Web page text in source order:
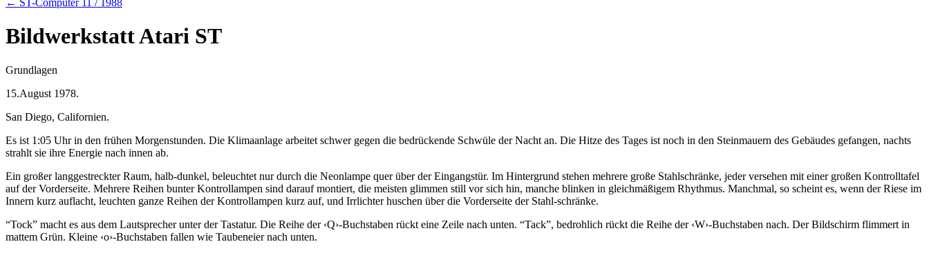
← ST-Computer 11 / 1988
Bildwerkstatt Atari ST
Grundlagen
15.August 1978.
San Diego, Californien.
Es ist 1:05 Uhr in den frühen Morgenstunden. Die Klimaanlage arbeitet schwer gegen die bedrückende Schwüle der Nacht an. Die Hitze des Tages ist noch in den Steinmauern des Gebäudes gefangen, nachts
strahlt sie ihre Energie nach innen ab.
Ein großer langgestreckter Raum, halb-dunkel, beleuchtet nur durch die Neonlampe quer über der Eingangstür. Im Hintergrund stehen mehrere große Stahlschränke, jeder versehen mit einer großen Kontrolltafel
auf der Vorderseite. Mehrere Reihen bunter Kontrollampen sind darauf montiert, die meisten glimmen still vor sich hin, manche blinken in gleichmäßigem Rhythmus. Manchmal, so scheint es, wenn der Riese im
Innern kurz auflacht, leuchten ganze Reihen der Kontrollampen kurz auf, und Irrlichter huschen über die Vorderseite der Stahl-schränke.
“Tock” macht es aus dem Lautsprecher unter der Tastatur. Die Reihe der ‹Q›-Buchstaben rückt eine Zeile nach unten. “Tack”, bedrohlich rückt die Reihe der ‹W›-Buchstaben nach. Der Bildschirm flimmert in
mattem Grün. Kleine ‹o›-Buchstaben fallen wie Taubeneier nach unten.